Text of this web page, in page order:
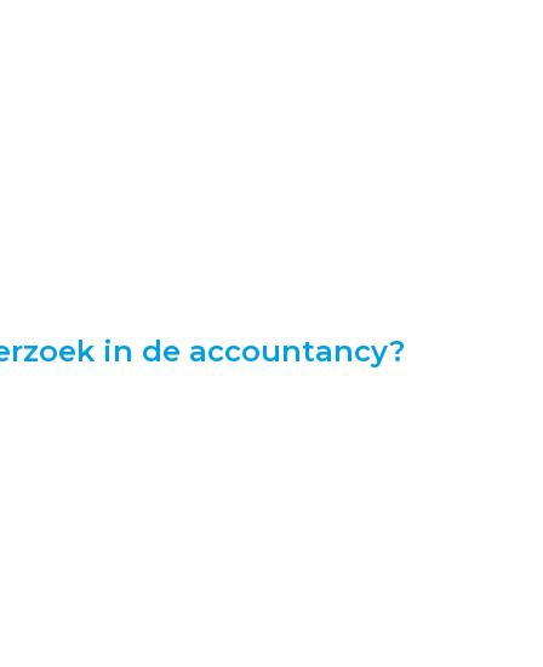
in de accountancy?